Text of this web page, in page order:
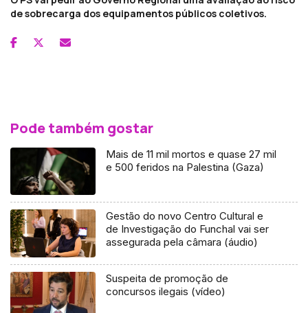
de sobrecarga dos equipamentos públicos coletivos.
Pode também gostar
Mais de 11 mil mortos e quase 27 mil
e 500 feridos na Palestina (Gaza)
Gestão do novo Centro Cultural e
de Investigação do Funchal vai ser
assegurada pela câmara (áudio)
Suspeita de promoção de
concursos ilegais (vídeo)